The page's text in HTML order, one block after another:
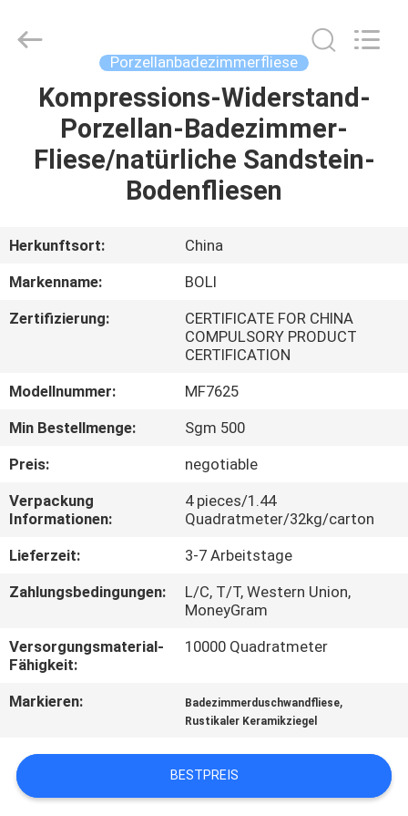
HAUSE
PRODUKTE
VIDEOS
UNS
WERKSBESICHTIGUNG
QUALITÄTSKONTROLLE
KONTAKT
UNS
EIN
ANGEBOT
SITEMAP
DATENSCHUTZRICHTLINIE
CERAMICS
CO.,LTD..
Porzellanbadezimmerfliese
Kompressions-Widerstand-
Porzellan-Badezimmer-
Fliese/natürliche Sandstein-
Bodenfliesen
Herkunftsort:
China
Markenname:
BOLI
Zertifizierung:
CERTIFICATE FOR CHINA
COMPULSORY PRODUCT
CERTIFICATION
Modellnummer:
MF7625
Min Bestellmenge:
Sgm 500
Preis:
negotiable
Verpackung
Informationen:
4 pieces/1.44
Quadratmeter/32kg/carton
Lieferzeit:
3-7 Arbeitstage
Zahlungsbedingungen:
L/C, T/T, Western Union,
MoneyGram
Versorgungsmaterial-
Fähigkeit:
10000 Quadratmeter
Markieren: Badezimmerduschwandfliese,
Rustikaler Keramikziegel
BESTPREIS